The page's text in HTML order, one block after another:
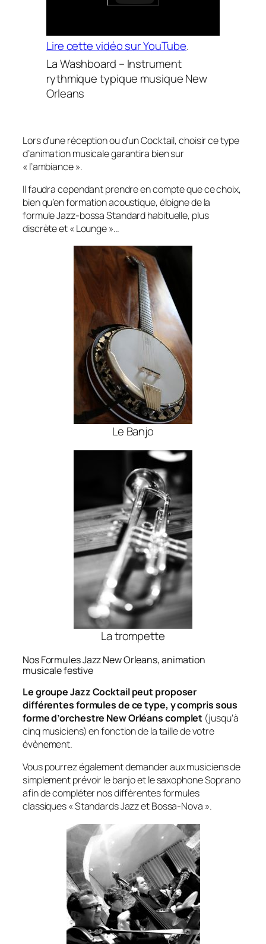
Lire cette vidéo sur YouTube.
La Washboard – Instrument
rythmique typique musique New
Orleans
Lors d’une réception ou d’un Cocktail, choisir ce type
d’animation musicale garantira bien sur
« l’ambiance ».
Il faudra cependant prendre en compte que ce choix,
bien qu’en formation acoustique, éloigne de la
formule Jazz-bossa Standard habituelle, plus
discrète et « Lounge »…
Le Banjo
La trompette
Nos Formules Jazz New Orleans, animation
musicale festive
Le groupe Jazz Cocktail peut proposer
différentes formules de ce type, y compris sous
forme d’orchestre New Orléans complet (jusqu’à
cinq musiciens) en fonction de la taille de votre
évènement.
Vous pourrez également demander aux musiciens de
simplement prévoir le banjo et le saxophone Soprano
afin de compléter nos différentes formules
classiques « Standards Jazz et Bossa-Nova ».